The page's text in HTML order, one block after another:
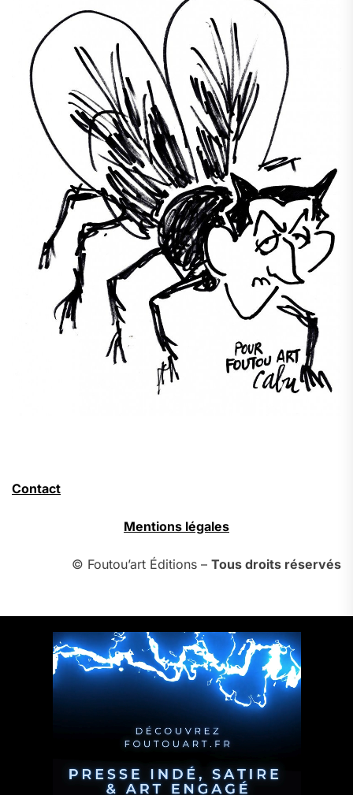
Contact
Mentions légales
© Foutou’art Éditions – Tous droits réservés